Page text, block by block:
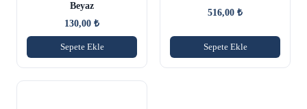
Beyaz
130,00 ₺
Sepete Ekle
516,00 ₺
Sepete Ekle